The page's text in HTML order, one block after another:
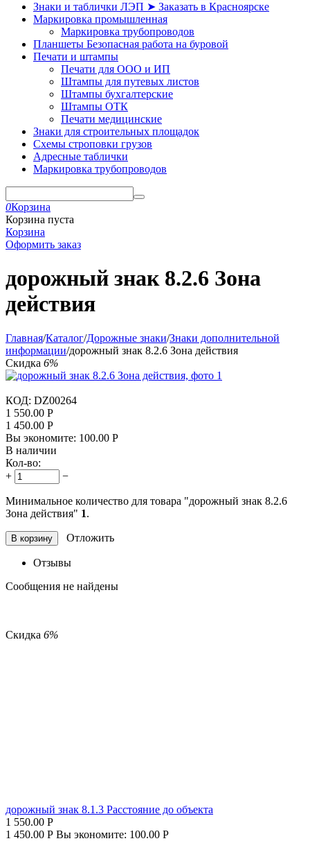
Знаки и таблички ЛЭП ➤ Заказать в Красноярске
Маркировка промышленная
Маркировка трубопроводов
Планшеты Безопасная работа на буровой
Печати и штампы
Печати для ООО и ИП
Штампы для путевых листов
Штампы бухгалтерские
Штампы ОТК
Печати медицинские
Знаки для строительных площадок
Схемы строповки грузов
Адресные таблички
Маркировка трубопроводов
0Корзина
Корзина пуста
Корзина
Оформить заказ
дорожный знак 8.2.6 Зона
действия
Главная/Каталог/Дорожные знаки/Знаки дополнительной
информации/дорожный знак 8.2.6 Зона действия
Скидка 6%
КОД: DZ00264
1 550.00 Р
1 450.00 Р
Вы экономите: 100.00 Р
В наличии
Кол-во:
+
−
Минимальное количество для товара "дорожный знак 8.2.6
Зона действия" 1.
В корзину Отложить
Отзывы
Сообщения не найдены
Скидка 6%
дорожный знак 8.1.3 Расстояние до объекта
1 550.00 Р
1 450.00 Р Вы экономите: 100.00 Р